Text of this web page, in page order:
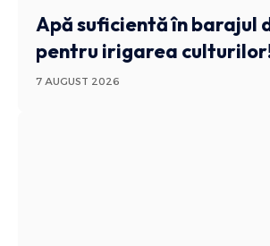
Apă suficientă în barajul
pentru irigarea
7 AUGUST 2026